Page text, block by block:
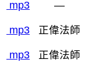
mp3 —
mp3 正偉法師
mp3 正偉法師